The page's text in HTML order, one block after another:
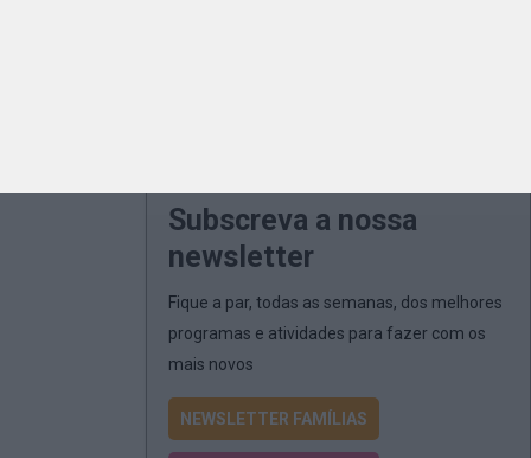
Subscreva a nossa
newsletter
Fique a par, todas as semanas, dos melhores
programas e atividades para fazer com os
mais novos
NEWSLETTER FAMÍLIAS